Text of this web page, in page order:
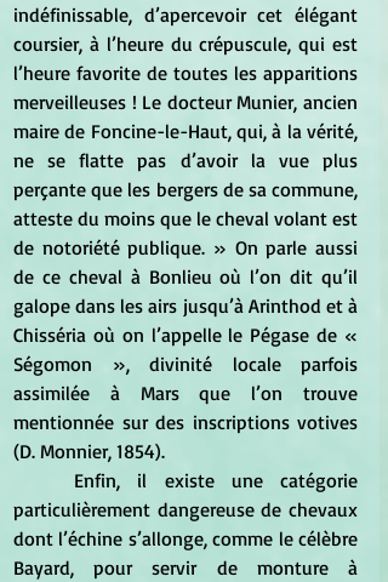
indéfinissable, d’apercevoir cet élégant
coursier, à l’heure du crépuscule, qui est
l’heure favorite de toutes les apparitions
merveilleuses ! Le docteur Munier, ancien
maire de Foncine-le-Haut, qui, à la vérité,
ne se flatte pas d’avoir la vue plus
perçante que les bergers de sa commune,
atteste du moins que le cheval volant est
de notoriété publique. » On parle aussi
de ce cheval à Bonlieu où l’on dit qu’il
galope dans les airs jusqu’à Arinthod et à
Chisséria où on l’appelle le Pégase de «
Ségomon », divinité locale parfois
assimilée à Mars que l’on trouve
mentionnée sur des inscriptions votives
(D. Monnier, 1854).
particulièrement dangereuse de chevaux
dont l’échine s’allonge, comme le célèbre
Bayard, pour servir de monture à